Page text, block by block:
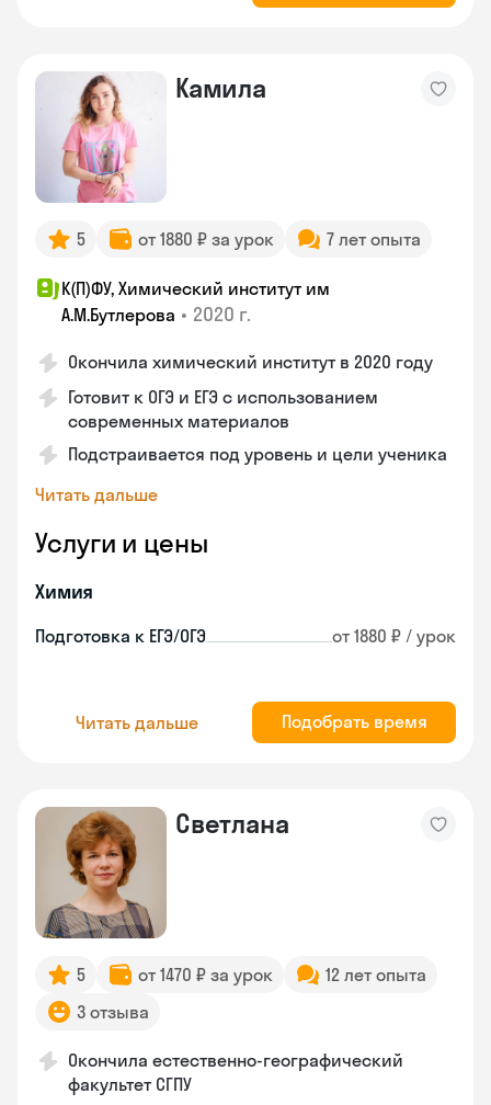
Камила
5 от 1880 ₽ за урок 7 лет опыта
К(П)ФУ, Химический институт им
А.М.Бутлерова • 2020 г.
Окончила химический институт в 2020 году
Готовит к ОГЭ и ЕГЭ с использованием
современных материалов
Подстраивается под уровень и цели ученика
Читать дальше
Услуги и цены
Химия
Подготовка к ЕГЭ/ОГЭ от 1880 ₽ / урок
Читать дальше Подобрать время
Светлана
5 от 1470 ₽ за урок
12 лет опыта
3 отзыва
Окончила естественно-географический
факультет СГПУ